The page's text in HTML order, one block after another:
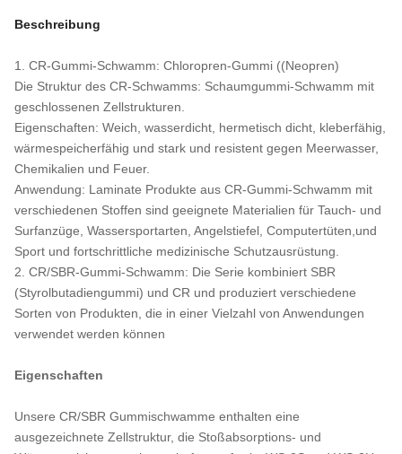
Beschreibung
1. CR-Gummi-Schwamm: Chloropren-Gummi ((Neopren)
Die Struktur des CR-Schwamms: Schaumgummi-Schwamm mit
geschlossenen Zellstrukturen.
Eigenschaften: Weich, wasserdicht, hermetisch dicht, kleberfähig,
wärmespeicherfähig und stark und resistent gegen Meerwasser,
Chemikalien und Feuer.
Anwendung: Laminate Produkte aus CR-Gummi-Schwamm mit
verschiedenen Stoffen sind geeignete Materialien für Tauch- und
Surfanzüge, Wassersportarten, Angelstiefel, Computertüten,und
Sport und fortschrittliche medizinische Schutzausrüstung.
2. CR/SBR-Gummi-Schwamm: Die Serie kombiniert SBR
(Styrolbutadiengummi) und CR und produziert verschiedene
Sorten von Produkten, die in einer Vielzahl von Anwendungen
verwendet werden können
Eigenschaften
Unsere CR/SBR Gummischwamme enthalten eine
ausgezeichnete Zellstruktur, die Stoßabsorptions- und